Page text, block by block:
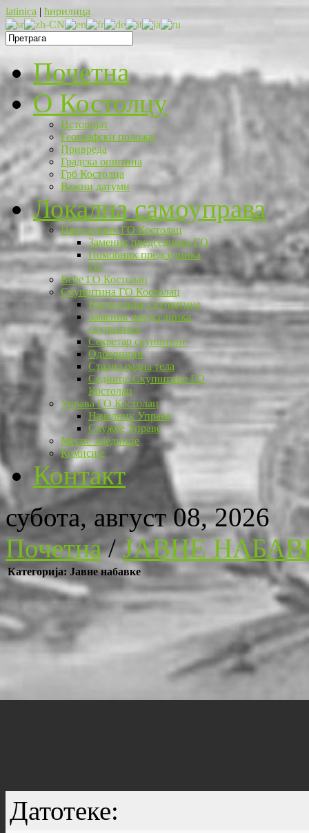
latinica | ћирилица
Почетна
O Костолцу
Историјат
Географски положај
Привреда
Градска општина
Грб Костолца
Важни датуми
Локална самоуправа
Председник ГО Костолац
Заменик председника ГО
Помоћник председника
ГО
Веће ГО Костолац
Скупштина ГО Костолац
Председник скупштине
Заменик председника
скупштине
Секретар скупштине
Одборници
Стална радна тела
Седнице Скупштине ГО
Костолац
Управа ГО Костолац
Начелник Управе
Службе Управе
Месне заједнице
Комисије
Контакт
субота, август 08, 2026
Почетна/ЈАВНЕ
Категорија: Јавне набавке
Датотеке: